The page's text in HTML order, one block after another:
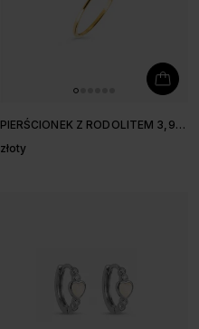
PIERŚCIONEK Z RODOLITEM 3,9
złoty